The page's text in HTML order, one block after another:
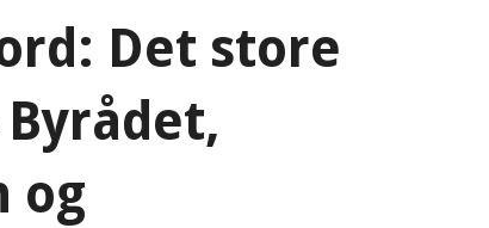
Det store
og